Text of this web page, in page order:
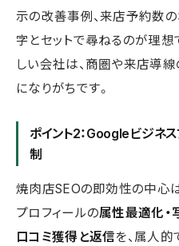
示の改善事例、来店予約数
字とセットで尋ねるのが理
しい会社は、商圏や来店導
になりがちです。
ポイント2：Googleビジネ
制
焼肉店SEOの即効性の中心
プロフィールの属性最適化・
口コミ獲得と返信を、属人的